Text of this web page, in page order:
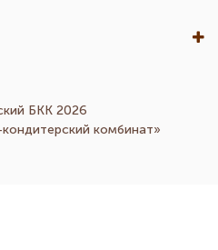
БКК 2026
комбинат»